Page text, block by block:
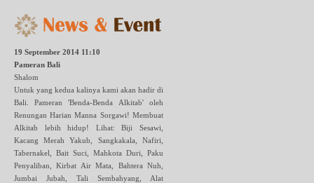
19 September 2014 11:10
Pameran Bali
Shalom
Untuk yang kedua kalinya kami akan hadir di
Bali. Pameran 'Benda-Benda Alkitab' oleh
Renungan Harian Manna Sorgawi! Membuat
Alkitab lebih hidup! Lihat: Biji Sesawi,
Kacang Merah Yakub, Sangkakala, Nafiri,
Tabernakel, Bait Suci, Mahkota Duri, Paku
Penyaliban, Kirbat Air Mata, Bahtera Nuh,
Jumbai Jubah, Tali Sembahyang, Alat